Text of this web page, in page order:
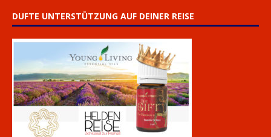
DUFTE UNTERSTÜTZUNG AUF DEINER REISE